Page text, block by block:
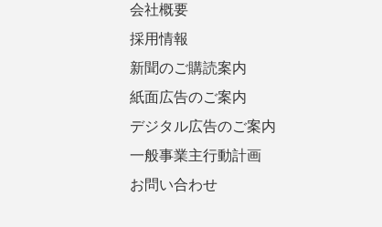
会社概要
採用情報
新聞のご購読案内
紙面広告のご案内
デジタル広告のご案内
一般事業主行動計画
お問い合わせ